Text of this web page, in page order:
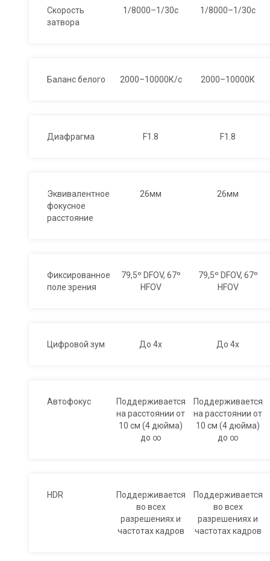
Скорость
затвора
1/8000–1/30с 1/8000–1/30с
Баланс белого 2000–10000К/с 2000–10000К
Диафрагма F1.8 F1.8
Эквивалентное
фокусное
расстояние
26мм 26мм
Фиксированное
поле зрения
79,5º DFOV, 67º
HFOV
79,5º DFOV, 67º
HFOV
Цифровой зум До 4x До 4x
Автофокус
Поддерживается
на расстоянии от
10 см (4 дюйма)
до ∞
Поддерживается
на расстоянии от
10 см (4 дюйма)
до ∞
HDR
Поддерживается
во всех
разрешениях и
частотах кадров
Поддерживается
во всех
разрешениях и
частотах кадров